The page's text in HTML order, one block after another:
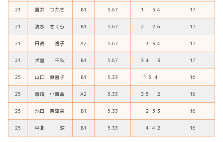
21 喜井 つかさ B1 5.67 １ ５４ 17
21 清水 さくら B1 5.67 ２ ２６ 17
21 日高 逸子 A2 5.67 ３ ３４ 17
21 犬童 千秋 B1 5.67 ３４ ３ 17
25 山口 真喜子 B1 5.33 １５ ４ 16
25 藤崎 小百合 A2 5.33 ３５ ２ 16
25 池田 奈津美 B1 5.33 ２ ５３ 16
25 中北 涼 B1 5.33 ４ ４２ 16